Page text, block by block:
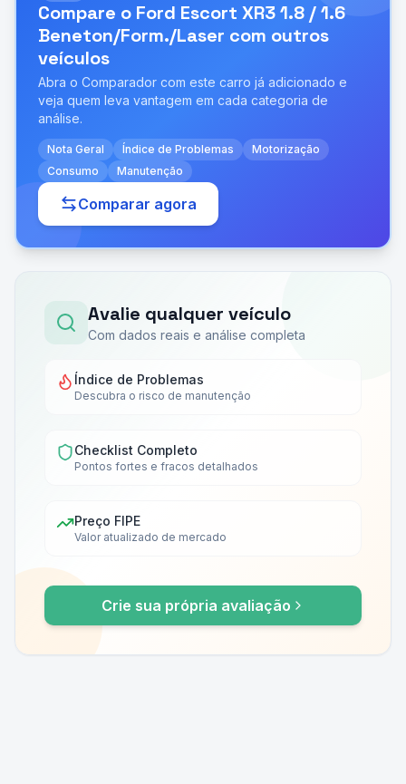
Compare o Ford Escort XR3 1.8 / 1.6
Beneton/Form./Laser com outros
veículos
Abra o Comparador com este carro já adicionado e
veja quem leva vantagem em cada categoria de
análise.
Nota Geral Índice de Problemas
Motorização
Consumo
Manutenção
Comparar agora
Avalie qualquer veículo
Com dados reais e análise completa
Índice de Problemas
Descubra o risco de manutenção
Checklist Completo
Pontos fortes e fracos detalhados
Preço FIPE
Valor atualizado de mercado
Crie sua própria avaliação